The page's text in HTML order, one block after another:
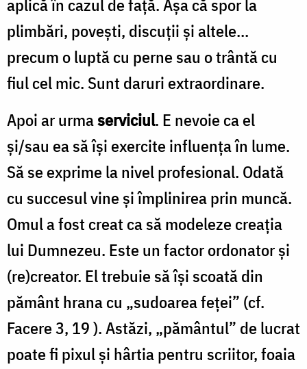
aplică în cazul de faţă. Aşa că spor la
plimbări, poveşti, discuţii şi altele...
precum o luptă cu perne sau o trântă cu
fiul cel mic. Sunt daruri extraordinare.
Apoi ar urmaserviciul. E nevoie ca el
şi/sau ea să îşi exercite influenţa în lume.
Să se exprime la nivel profesional. Odată
cu succesul vine şi împlinirea prin muncă.
Omul a fost creat ca să modeleze creaţia
lui Dumnezeu. Este un factor ordonator şi
(re)creator. El trebuie să îşi scoată din
pământ hrana cu „sudoarea feţei” (cf.
Facere 3, 19 ). Astăzi, „pământul” de lucrat
poate fi pixul şi hârtia pentru scriitor, foaia